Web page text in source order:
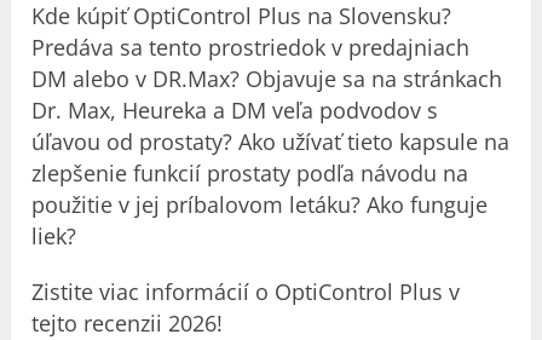
Kde kúpiť OptiControl Plus na Slovensku?
Predáva sa tento prostriedok v predajniach
DM alebo v DR.Max? Objavuje sa na stránkach
Dr. Max, Heureka a DM veľa podvodov s
úľavou od prostaty? Ako užívať tieto kapsule na
zlepšenie funkcií prostaty podľa návodu na
použitie v jej príbalovom letáku? Ako funguje
liek?
Zistite viac informácií o OptiControl Plus v
tejto recenzii 2026!